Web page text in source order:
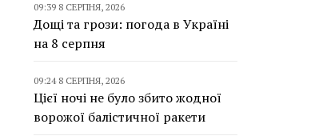
09:39 8 СЕРПНЯ, 2026
Дощі та грози: погода в Україні
на 8 серпня
09:24 8 СЕРПНЯ, 2026
Цієї ночі не було збито жодної
ворожої балістичної ракети